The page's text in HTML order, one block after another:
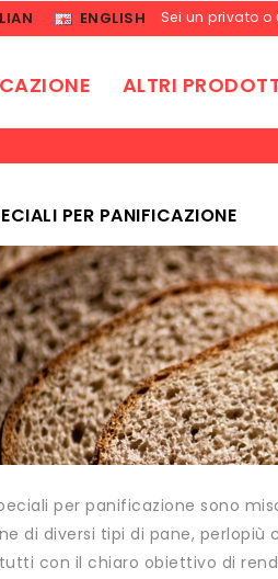
ENGLISH Sei un privato
ALTRI
PER PANIFICAZIONE
per panificazione sono
di diversi tipi di pane,
con il chiaro obiettivo di